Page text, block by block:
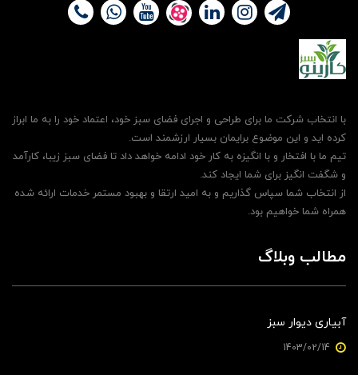
با انتخاب شرکت ما برای طراحی و اجرای فضای سبز خود، اعتماد خود را به ما ابراز
کرده اید و این موضوع برایمان بسیار ارزشمند است.
تیم ما با افتخار و با انگیزه به کار خود ادامه خواهد داد تا فضای سبز زیبا، کارآمد
و شگفت انگیز برای شما ایجاد کند.
از انتخاب شما سپاس گذاریم و به امید ارتقا و بهبود مستمر خدمات ارائه شده
همراه شما خواهیم بود.
مطالب وبلاگ
آبیاری دیوار سبز